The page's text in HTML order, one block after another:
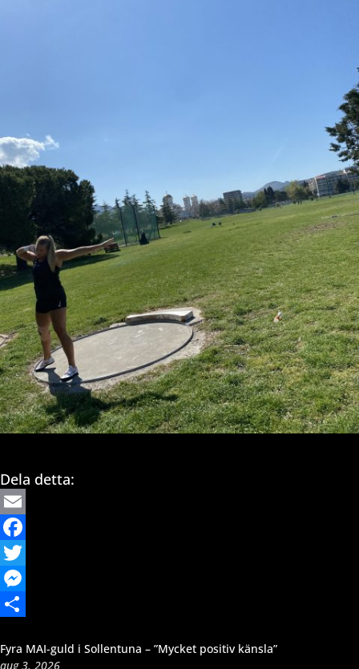
Dela detta:
Email
Facebook
Twitter
Messenger
Fyra MAI-guld i Sollentuna – ”Mycket positiv känsla”
aug 3, 2026